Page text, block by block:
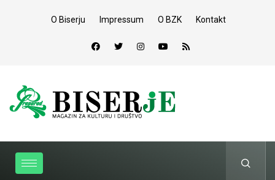
O Biserju Impressum O BZK Kontakt